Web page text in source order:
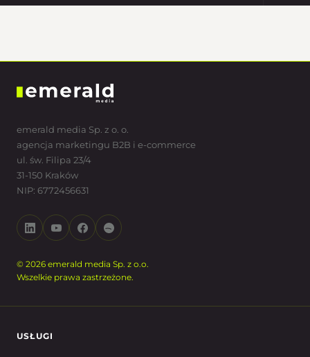
emerald media Sp. z o. o.
agencja marketingu B2B i e-commerce
ul. św. Filipa 23/4
31-150 Kraków
NIP: 6772456631
© 2026 emerald media Sp. z o.o.
Wszelkie prawa zastrzeżone.
USŁUGI